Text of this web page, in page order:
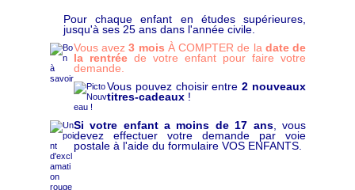
p
Pour chaque enfant en études supérieures,
jusqu'à ses 25 ans dans l'année civile.
Vous avez3 mois À COMPTER de la date de
la rentréede votre enfant pour faire votre
demande.
Vous pouvez choisir entre2 nouveaux
titres-cadeaux!
Si votre enfant a moins de 17 ans, vous
devez effectuer votre demande par voie
postale à l'aide du formulaire VOS ENFANTS.